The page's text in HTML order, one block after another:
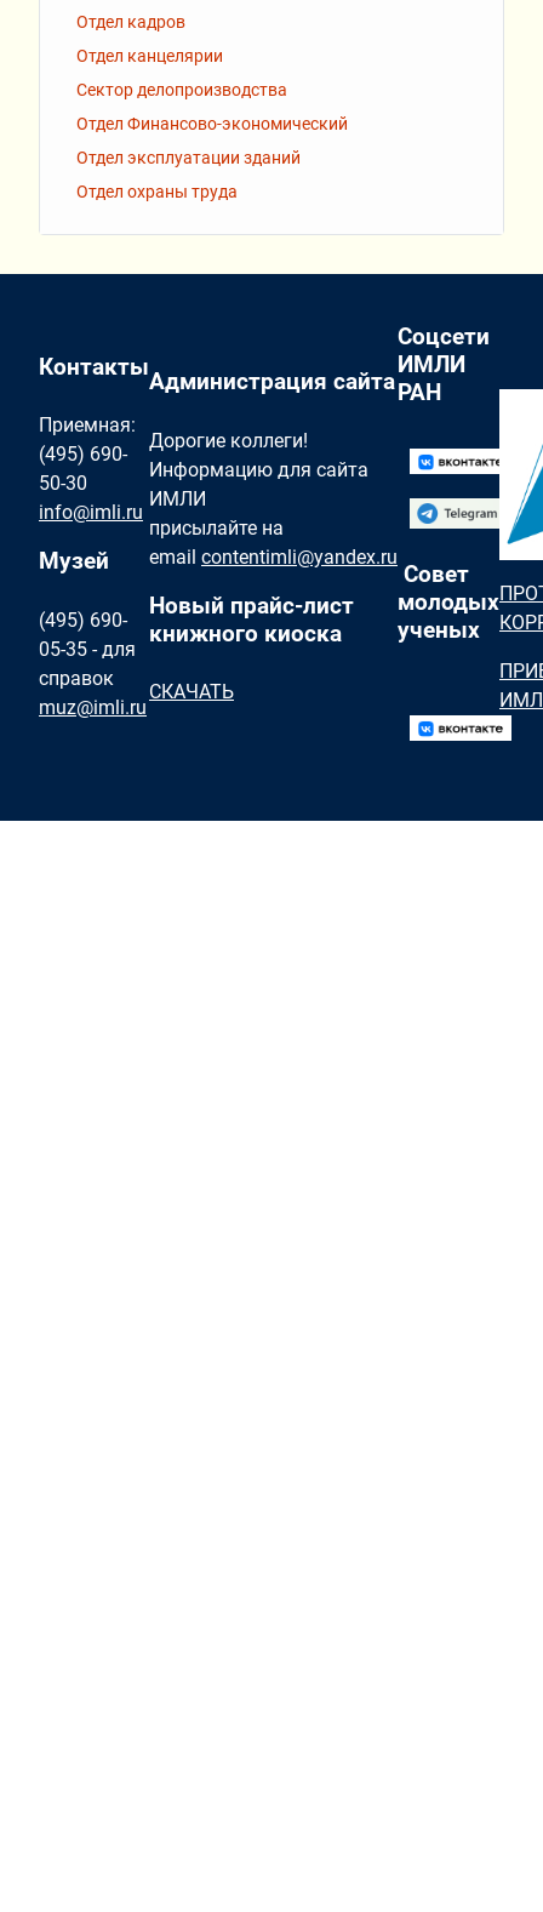
Отдел кадров
Отдел канцелярии
Сектор делопроизводства
Отдел Финансово-экономический
Отдел эксплуатации зданий
Отдел охраны труда
Контакты
Приемная:
(495) 690-
50-30
info@imli.ru
Музей
(495) 690-
05-35 - для
справок
muz@imli.ru
Администрация сайта
Дорогие коллеги!
Информацию для сайта
ИМЛИ
присылайте на
email contentimli@yandex.ru
Новый прайс-лист
книжного киоска
СКАЧАТЬ
Соцсети
ИМЛИ
РАН
Совет
молодых
ученых